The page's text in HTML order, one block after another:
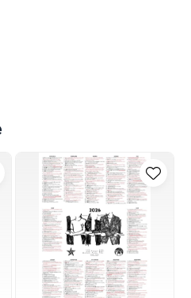
săracă. Cum poate fi rezolvată
să rămână un profit pentru
în schimbul muncii pe care el o
valoare? Și, din moment ce
între el și capitalist? Economia
în fața acestei contradicții,
care nu spun nimic. Nici
economiei politice n-au fost în
această contradicție; dar nici
acum, în sfârșit, Marx a analizat
până la originile lui,
(Friedrich Engels,
nr. 12 din 21 martie 1868)